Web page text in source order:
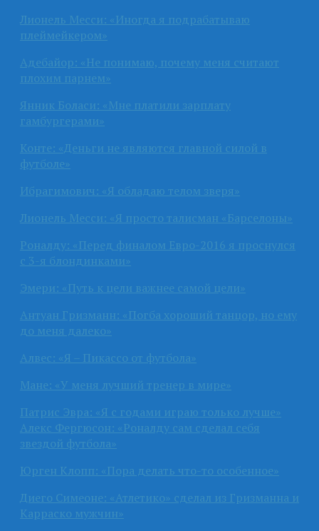
Лионель Месси: «Иногда я подрабатываю
плеймейкером»
Адебайор: «Не понимаю, почему меня считают
плохим парнем»
Янник Боласи: «Мне платили зарплату
гамбургерами»
Конте: «Деньги не являются главной силой в
футболе»
Ибрагимович: «Я обладаю телом зверя»
Лионель Месси: «Я просто талисман «Барселоны»
Роналду: «Перед финалом Евро-2016 я проснулся
с 3-я блондинками»
Эмери: «Путь к цели важнее самой цели»
Антуан Гризманн: «Погба хороший танцор, но ему
до меня далеко»
Алвес: «Я – Пикассо от футбола»
Мане: «У меня лучший тренер в мире»
Патрис Эвра: «Я с годами играю только лучше»
Алекс Фергюсон: «Роналду сам сделал себя
звездой футбола»
Юрген Клопп: «Пора делать что-то особенное»
Диего Симеоне: «Атлетико» сделал из Гризманна и
Карраско мужчин»